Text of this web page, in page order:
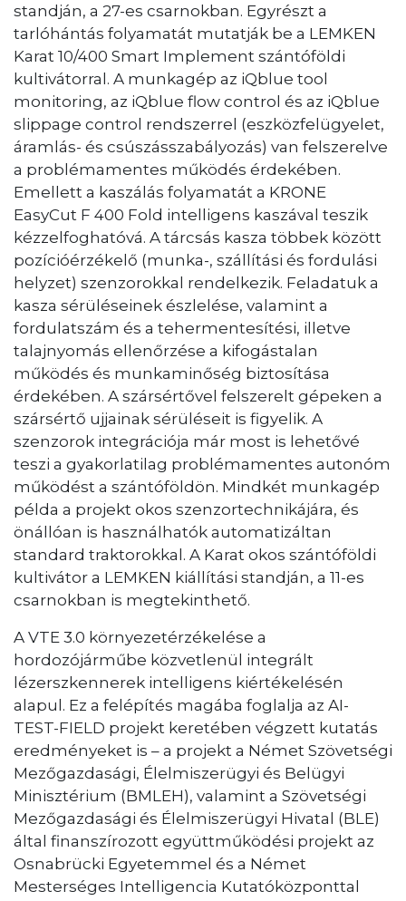
standján, a 27-es csarnokban. Egyrészt a
tarlóhántás folyamatát mutatják be a LEMKEN
Karat 10/400 Smart Implement szántóföldi
kultivátorral. A munkagép az iQblue tool
monitoring, az iQblue flow control és az iQblue
slippage control rendszerrel (eszközfelügyelet,
áramlás- és csúszásszabályozás) van felszerelve
a problémamentes működés érdekében.
Emellett a kaszálás folyamatát a KRONE
EasyCut F 400 Fold intelligens kaszával teszik
kézzelfoghatóvá. A tárcsás kasza többek között
pozícióérzékelő (munka-, szállítási és fordulási
helyzet) szenzorokkal rendelkezik. Feladatuk a
kasza sérüléseinek észlelése, valamint a
fordulatszám és a tehermentesítési, illetve
talajnyomás ellenőrzése a kifogástalan
működés és munkaminőség biztosítása
érdekében. A szársértővel felszerelt gépeken a
szársértő ujjainak sérüléseit is figyelik. A
szenzorok integrációja már most is lehetővé
teszi a gyakorlatilag problémamentes autonóm
működést a szántóföldön. Mindkét munkagép
példa a projekt okos szenzortechnikájára, és
önállóan is használhatók automatizáltan
standard traktorokkal. A Karat okos szántóföldi
kultivátor a LEMKEN kiállítási standján, a 11-es
csarnokban is megtekinthető.
A VTE 3.0 környezetérzékelése a
hordozójárműbe közvetlenül integrált
lézerszkennerek intelligens kiértékelésén
alapul. Ez a felépítés magába foglalja az AI-
TEST-FIELD projekt keretében végzett kutatás
eredményeket is – a projekt a Német Szövetségi
Mezőgazdasági, Élelmiszerügyi és Belügyi
Minisztérium (BMLEH), valamint a Szövetségi
Mezőgazdasági és Élelmiszerügyi Hivatal (BLE)
által finanszírozott együttműködési projekt az
Osnabrücki Egyetemmel és a Német
Mesterséges Intelligencia Kutatóközponttal